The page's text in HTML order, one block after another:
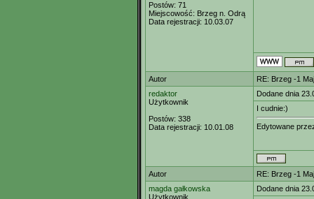
Postów: 71
Miejscowość: Brzeg n. Odrą
Data rejestracji: 10.03.07
Autor
RE: Brzeg -1
redaktor
Użytkownik
Postów: 338
Data rejestracji: 10.01.08
Dodane dnia
I cudnie:)
Edytowane
Autor
RE: Brzeg -1
magda gałkowska
Użytkownik
Dodane dnia